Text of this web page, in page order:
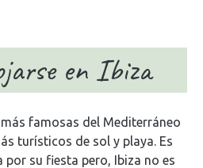
en Ibiza
famosas del Mediterráneo
turísticos de sol y playa. Es
su fiesta pero, Ibiza no es